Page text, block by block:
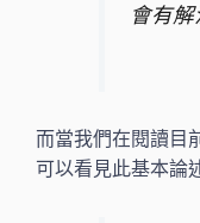
會有解
而當我們在閱讀目
可以看見此基本論